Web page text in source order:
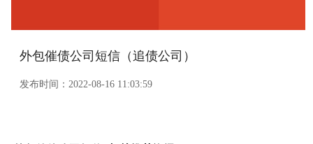
外包催债公司短信（追债公司）
发布时间： 2022-08-16 11:03:59